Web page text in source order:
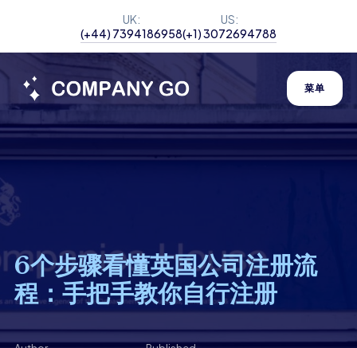
UK:
(+44) 7394186958
US:
(+1) 3072694788
菜单
6个步骤看懂英国公司注册流
程：手把手教你自行注册